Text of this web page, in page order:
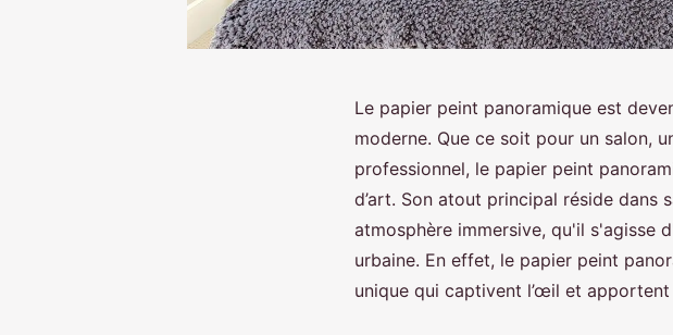
Le papier peint panoramique est
moderne. Que ce soit pour un salon,
professionnel, le papier peint
d’art. Son atout principal réside dans
atmosphère immersive, qu'il s'agisse
urbaine. En effet, le papier peint
unique qui captivent l’œil et